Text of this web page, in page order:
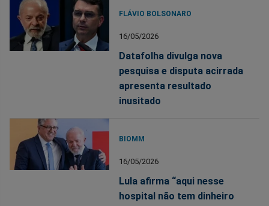
FLÁVIO BOLSONARO
16/05/2026
Datafolha divulga nova
pesquisa e disputa acirrada
apresenta resultado
inusitado
BIOMM
16/05/2026
Lula afirma “aqui nesse
hospital não tem dinheiro